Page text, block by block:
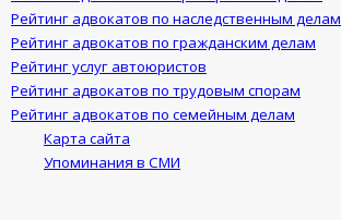
Рейтинг адвокатов по наследственным делам
Рейтинг адвокатов по гражданским делам
Рейтинг услуг автоюристов
Рейтинг адвокатов по трудовым спорам
Рейтинг адвокатов по семейным делам
Карта сайта
Упоминания в СМИ